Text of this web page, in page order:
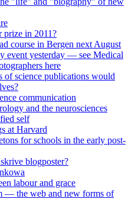
prize in 2011?
course in Bergen next August
event yesterday — see Medical
here
of science publications would
communication
and the neurosciences
self
at Harvard
for schools in the early post-
blogposter?
labour and grace
— the web and new forms of